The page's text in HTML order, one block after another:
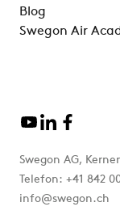
Blog
Swegon Air
Swegon AG,
Telefon: +41 842
info@swegon.ch